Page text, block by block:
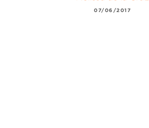
07/06/2017